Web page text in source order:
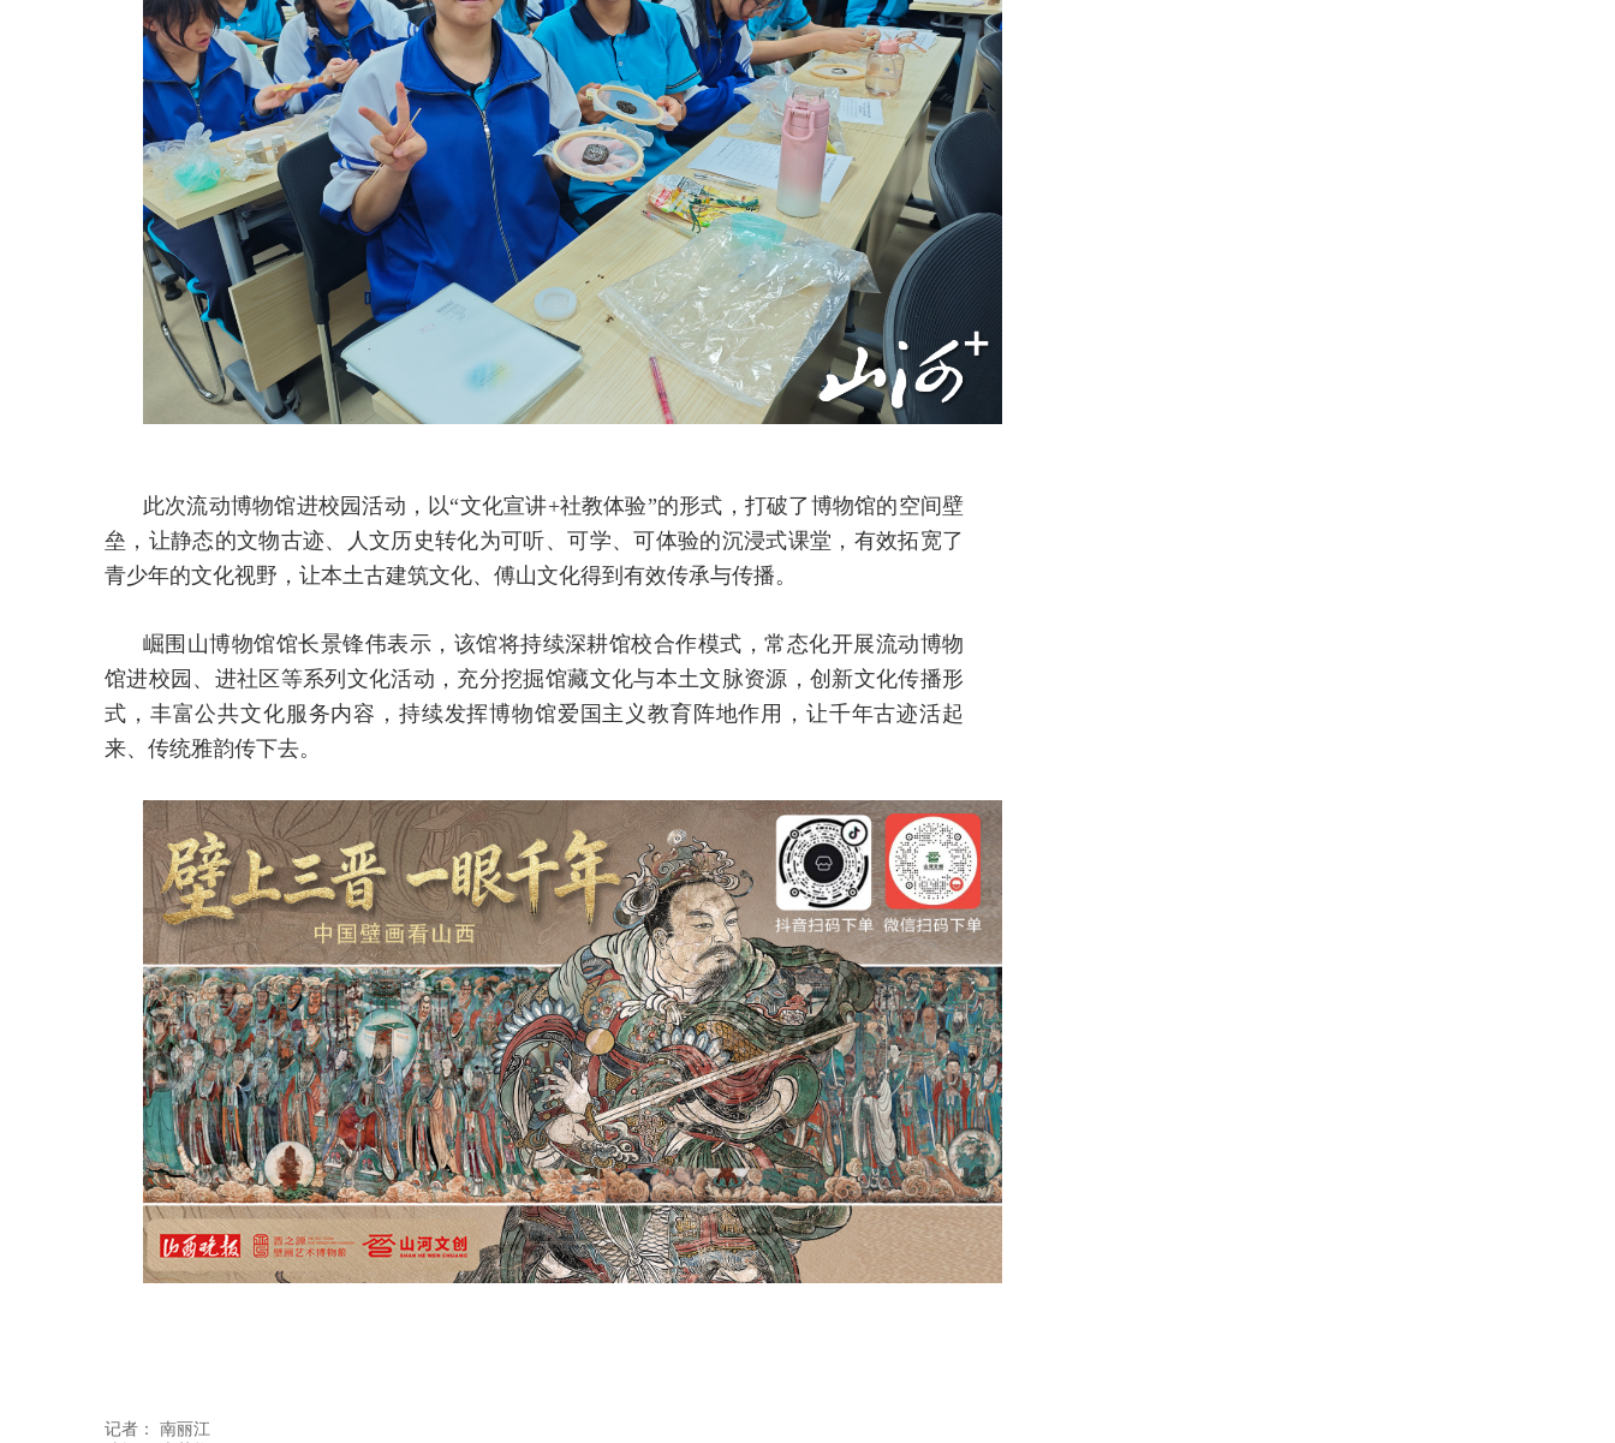
此次流动博物馆进校园活动，以“文化宣讲+社教体验”的形式，打破了博物馆的空间壁
垒，让静态的文物古迹、人文历史转化为可听、可学、可体验的沉浸式课堂，有效拓宽了
青少年的文化视野，让本土古建筑文化、傅山文化得到有效传承与传播。
崛围山博物馆馆长景锋伟表示，该馆将持续深耕馆校合作模式，常态化开展流动博物
馆进校园、进社区等系列文化活动，充分挖掘馆藏文化与本土文脉资源，创新文化传播形
式，丰富公共文化服务内容，持续发挥博物馆爱国主义教育阵地作用，让千年古迹活起
来、传统雅韵传下去。
记者： 南丽江